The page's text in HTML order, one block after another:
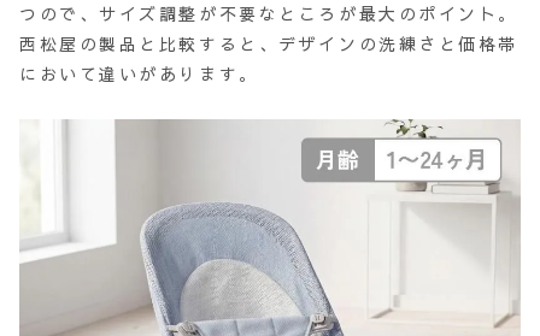
つので、サイズ調整が不要なところが最大のポイント。
西松屋の製品と比較すると、デザインの洗練さと価格帯
において違いがあります。